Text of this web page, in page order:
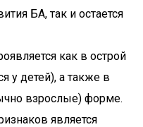
БА, так и остается
как в острой
у детей), а также в
взрослые) форме.
является